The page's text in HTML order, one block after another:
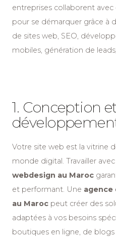
entreprises collaborent avec
pour se démarquer grâce à
de sites web, SEO,
mobiles, génération de
1. Conception
Votre site web est la vitrine
monde digital. Travailler
webdesign au Maroc
et performant. Une agence
au Maroc peut créer des
adaptées à vos besoins
boutiques en ligne, de